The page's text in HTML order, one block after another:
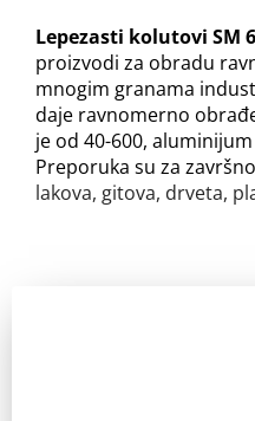
Lepezasti kolutovi SM
proizvodi za obradu
mnogim granama
daje ravnomerno
je od 40-600,
Preporuka su za
lakova, gitova, drveta, p